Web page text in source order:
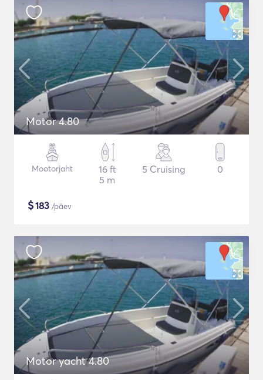
Motor 4.80
Mootorjaht
16 ft
5 m
5 Cruising 0
$183 /päev
Motor yacht 4.80